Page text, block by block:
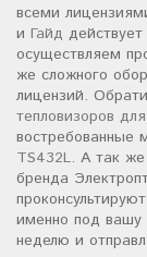
всеми
и Гайд
осуществляем
же сложного
лицензий.
тепловизоров
востребованные
TS432L. А так
бренда
именно под
неделю и